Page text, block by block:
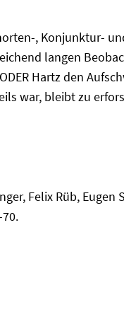
, Konjunktur-
langen
Hartz den
war, bleibt zu
Felix Rüb, Eugen